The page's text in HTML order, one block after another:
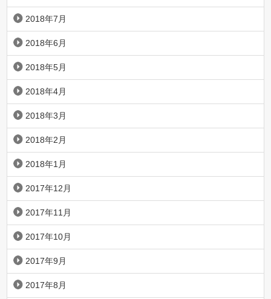
2018年7月
2018年6月
2018年5月
2018年4月
2018年3月
2018年2月
2018年1月
2017年12月
2017年11月
2017年10月
2017年9月
2017年8月